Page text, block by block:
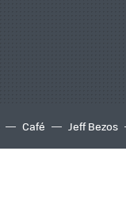
Café Jeff Bezos